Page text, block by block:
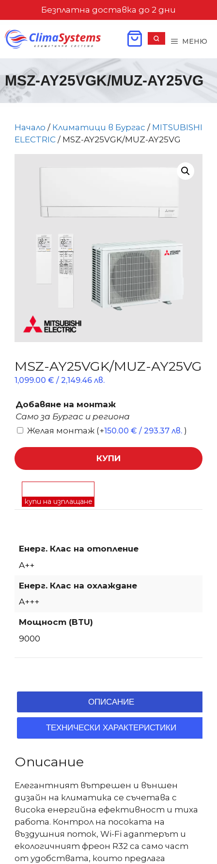
съдържанието
Безплатна доставка до 2 дни
МЕНЮ
MSZ-AY25VGK/MUZ-AY25VG
Начало / Климатици в Бургас / MITSUBISHI
ELECTRIC / MSZ-AY25VGK/MUZ-AY25VG
MSZ-AY25VGK/MUZ-AY25VG
1,099.00 € / 2,149.46 лв.
Добавяне на монтаж
Само за Бургас и региона
Желая монтаж (+150.00 € / 293.37 лв. )
КУПИ
купи на изплащане
Енерг. Клас на отопление
A++
Енерг. Клас на охлаждане
A+++
Мощност (BTU)
9000
ОПИСАНИЕ
ТЕХНИЧЕСКИ ХАРАКТЕРИСТИКИ
Описание
Елегантният вътрешен и външен
дизайн на климатика се съчетава с
висока енергийна ефективност и тиха
работа. Контрол на посоката на
въздушния поток, Wi-Fi адаптерът и
екологичният фреон R32 са само част
от удобствата, които предлага